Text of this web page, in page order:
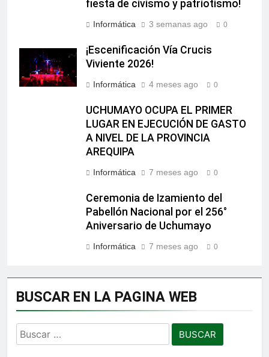
fiesta de civismo y patriotismo!
Informática 3 semanas ago 0
¡Escenificación Vía Crucis
Viviente 2026!
Informática 4 meses ago 0
UCHUMAYO OCUPA EL PRIMER
LUGAR EN EJECUCIÓN DE GASTO
A NIVEL DE LA PROVINCIA
AREQUIPA
Informática 7 meses ago 0
Ceremonia de Izamiento del
Pabellón Nacional por el 256°
Aniversario de Uchumayo
Informática 7 meses ago 0
BUSCAR EN LA PAGINA WEB
Buscar: